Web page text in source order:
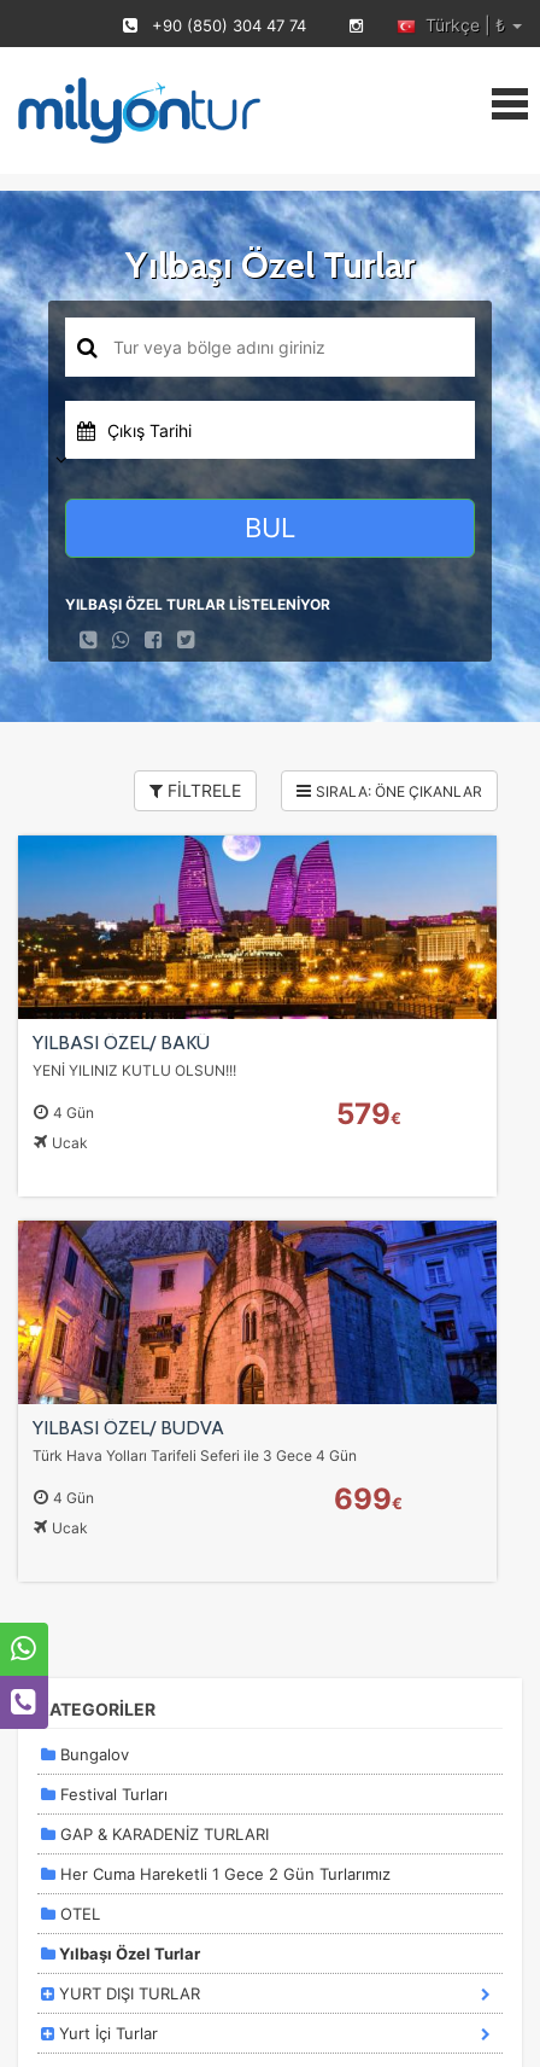
+90 (850) 304 47 74 Türkçe | ₺
ÇEREZ KULLANIM AYARLARINIZ
Çerez tercihlerinizibelirleyin.
Daha fazla bilgi için
gizlilik koşullarını inceleyebilirsiniz.
Yılbaşı Özel Turlar
Çıkış Tarihi
BUL
YILBAŞI ÖZEL TURLAR LİSTELENİYOR
FİLTRELE
YILBASI ÖZEL/ BAKÜ
YENİ YILINIZ KUTLU OLSUN!!!
4 Gün
Ucak
579€
YILBASI ÖZEL/ BUDVA
Türk Hava Yolları Tarifeli Seferi ile 3 Gece 4 Gün
4 Gün
Ucak
699€
KATEGORİLER
Bungalov
Festival Turları
GAP & KARADENİZ TURLARI
Her Cuma Hareketli 1 Gece 2 Gün Turlarımız
OTEL
Yılbaşı Özel Turlar
YURT DIŞI TURLAR
Yurt İçi Turlar